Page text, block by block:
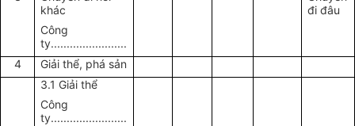
khác
Công
ty........................
đi đâu
4
Giải thể, phá sản
3.1 Giải thể
Công
ty........................